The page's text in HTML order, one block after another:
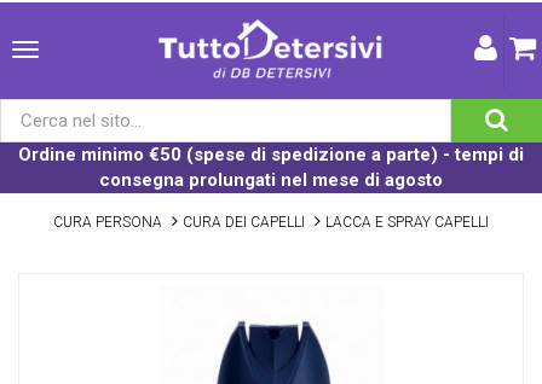
Ordine minimo €50 (spese di spedizione a parte) - tempi di
consegna prolungati nel mese di agosto
CURA PERSONA CURA DEI CAPELLI LACCA E SPRAY CAPELLI